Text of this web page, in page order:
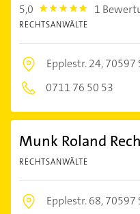
5,0 5.0 1
RECHTSANWÄLTE
Epplestr. 24,70597
0711 76 50 53
Munk Roland
RECHTSANWÄLTE
Epplestr. 68,70597